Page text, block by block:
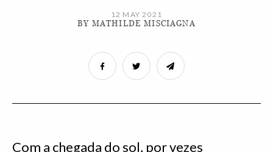
12 MAY 2021
BY MATHILDE MISCIAGNA
Com a chegada do sol, por vezes